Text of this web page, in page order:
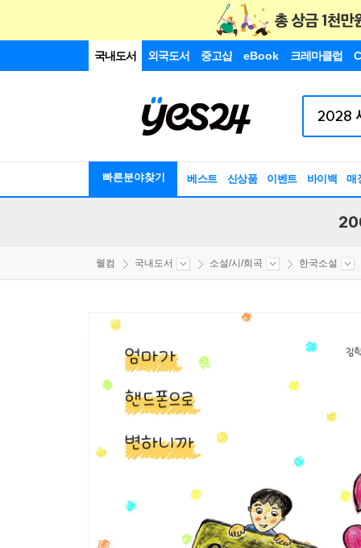
국내도서 외국도서 중고샵 eBook 크레마클럽
빠른분야찾기 베스트 신상품 이벤트 바이백 매
웰컴 국내도서 소설/시/희곡 한국소설